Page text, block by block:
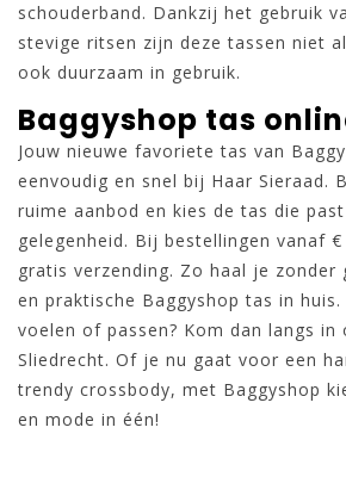
schouderband. Dankzij het gebruik
stevige ritsen zijn deze tassen niet
ook duurzaam in gebruik.
Baggyshop tas
Jouw nieuwe favoriete tas van
eenvoudig en snel bij Haar Sieraad.
ruime aanbod en kies de tas die
gelegenheid. Bij bestellingen vanaf
gratis verzending. Zo haal je zonder
en praktische Baggyshop tas in
voelen of passen? Kom dan langs in
Sliedrecht. Of je nu gaat voor een
trendy crossbody, met Baggyshop
en mode in één!